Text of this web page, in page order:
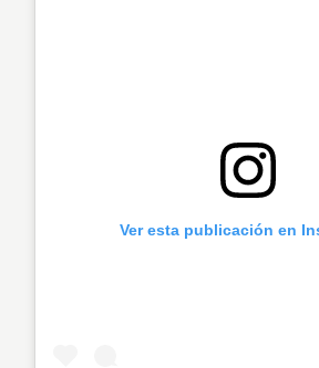
Ver esta publicación en